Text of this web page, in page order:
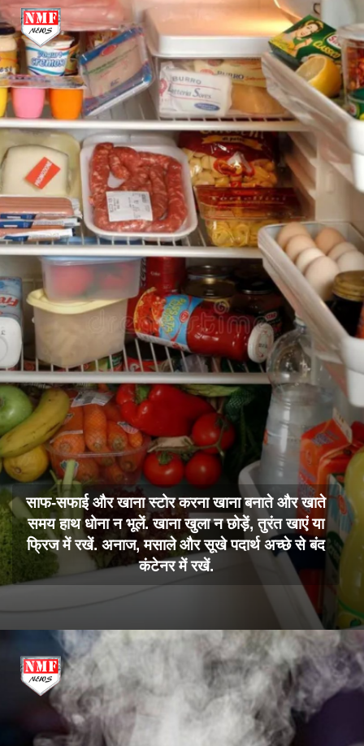
साफ-सफाई और खाना स्टोर करना खाना बनाते और खाते
समय हाथ धोना न भूलें. खाना खुला न छोड़ें, तुरंत खाएं या
फ्रिज में रखें. अनाज, मसाले और सूखे पदार्थ अच्छे से बंद
कंटेनर में रखें.